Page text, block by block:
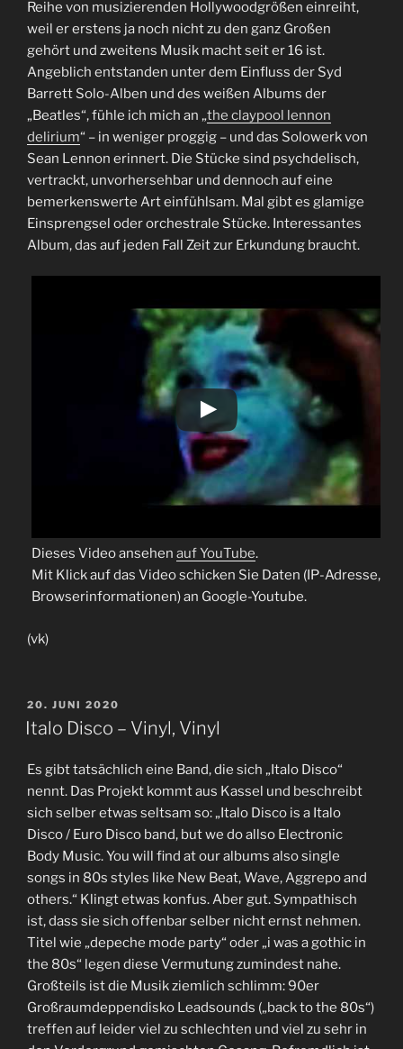
Reihe von musizierenden Hollywoodgrößen einreiht,
weil er erstens ja noch nicht zu den ganz Großen
gehört und zweitens Musik macht seit er 16 ist.
Angeblich entstanden unter dem Einfluss der Syd
Barrett Solo-Alben und des weißen Albums der
„Beatles“, fühle ich mich an „the claypool lennon
delirium“ – in weniger proggig – und das Solowerk von
Sean Lennon erinnert. Die Stücke sind psychdelisch,
vertrackt, unvorhersehbar und dennoch auf eine
bemerkenswerte Art einfühlsam. Mal gibt es glamige
Einsprengsel oder orchestrale Stücke. Interessantes
Album, das auf jeden Fall Zeit zur Erkundung braucht.
Dieses Video ansehen auf YouTube.
Mit Klick auf das Video schicken Sie Daten (IP-Adresse,
Browserinformationen) an Google-Youtube.
(vk)
VERÖFFENTLICHT
AM
20. JUNI 2020
Italo Disco – Vinyl, Vinyl
Es gibt tatsächlich eine Band, die sich „Italo Disco“
nennt. Das Projekt kommt aus Kassel und beschreibt
sich selber etwas seltsam so: „Italo Disco is a Italo
Disco / Euro Disco band, but we do allso Electronic
Body Music. You will find at our albums also single
songs in 80s styles like New Beat, Wave, Aggrepo and
others.“ Klingt etwas konfus. Aber gut. Sympathisch
ist, dass sie sich offenbar selber nicht ernst nehmen.
Titel wie „depeche mode party“ oder „i was a gothic in
the 80s“ legen diese Vermutung zumindest nahe.
Großteils ist die Musik ziemlich schlimm: 90er
Großraumdeppendisko Leadsounds („back to the 80s“)
treffen auf leider viel zu schlechten und viel zu sehr in